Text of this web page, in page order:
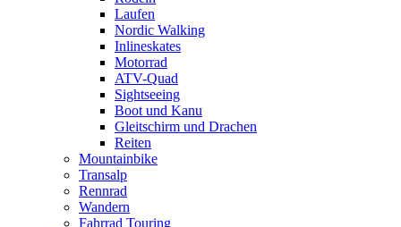
Laufen
Nordic Walking
Inlineskates
Motorrad
ATV-Quad
Sightseeing
Boot und Kanu
Gleitschirm und Drachen
Reiten
Mountainbike
Transalp
Rennrad
Wandern
Fahrrad Touring